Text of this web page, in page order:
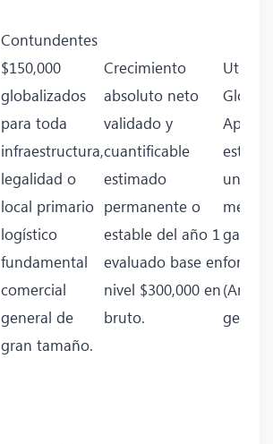
Contundentes
$150,000
globalizados
para toda
infraestructura,
legalidad o
local primario
logístico
fundamental
comercial
general de
gran tamaño.
Crecimiento
absoluto neto
validado y
cuantificable
estimado
permanente o
estable del año 1
evaluado base en
nivel $300,000 en
bruto.
Global
un
formal
(Anual